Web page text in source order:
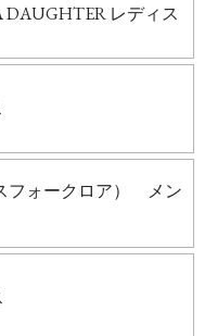
レディス
フォークロア） メン